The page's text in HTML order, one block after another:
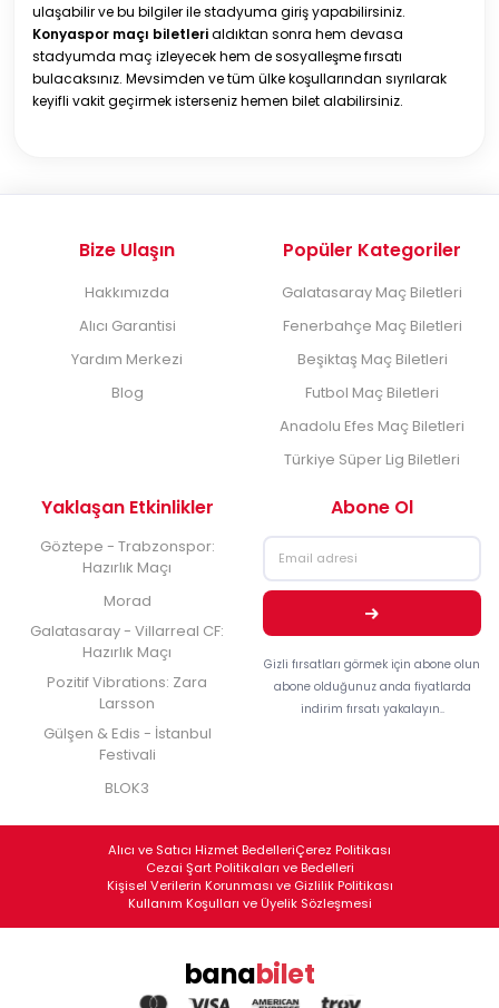
ulaşabilir ve bu bilgiler ile stadyuma giriş yapabilirsiniz.
Konyaspor maçı biletlerialdıktan sonra hem devasa
stadyumda maç izleyecek hem de sosyalleşme fırsatı
bulacaksınız. Mevsimden ve tüm ülke koşullarından sıyrılarak
keyifli vakit geçirmek isterseniz hemen bilet alabilirsiniz.
Bize Ulaşın
Hakkımızda
Alıcı Garantisi
Yardım Merkezi
Blog
Popüler Kategoriler
Galatasaray Maç Biletleri
Fenerbahçe Maç Biletleri
Beşiktaş Maç Biletleri
Futbol Maç Biletleri
Anadolu Efes Maç Biletleri
Türkiye Süper Lig Biletleri
Yaklaşan Etkinlikler
Göztepe - Trabzonspor:
Hazırlık Maçı
Morad
Galatasaray - Villarreal CF:
Hazırlık Maçı
Pozitif Vibrations: Zara
Larsson
Gülşen & Edis - İstanbul
Festivali
BLOK3
Abone Ol
Gizli fırsatları görmek için abone olun
abone olduğunuz anda fiyatlarda
indirim fırsatı yakalayın..
Alıcı ve Satıcı Hizmet BedelleriÇerez Politikası
Cezai Şart Politikaları ve Bedelleri
Kişisel Verilerin Korunması ve Gizlilik Politikası
Kullanım Koşulları ve Üyelik Sözleşmesi
banabilet